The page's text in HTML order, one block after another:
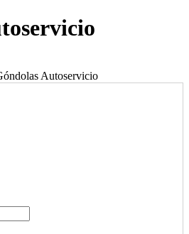
Autoservicio